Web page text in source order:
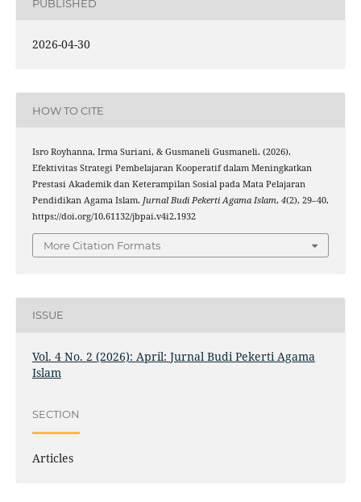
PUBLISHED
2026-04-30
HOW TO CITE
Isro Royhanna, Irma Suriani, & Gusmaneli Gusmaneli. (2026).
Efektivitas Strategi Pembelajaran Kooperatif dalam Meningkatkan
Prestasi Akademik dan Keterampilan Sosial pada Mata Pelajaran
Pendidikan Agama Islam. Jurnal Budi Pekerti Agama Islam, 4(2), 29–40.
https://doi.org/10.61132/jbpai.v4i2.1932
More Citation Formats
ISSUE
Vol. 4 No. 2 (2026): April: Jurnal Budi Pekerti Agama
Islam
SECTION
Articles